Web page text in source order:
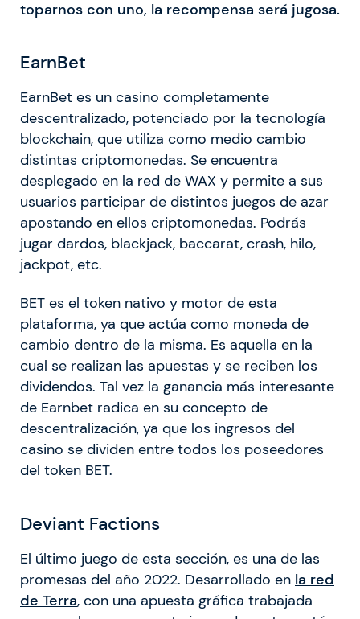
toparnos con uno, la recompensa será jugosa.
EarnBet
EarnBet es un casino completamente
descentralizado, potenciado por la tecnología
blockchain, que utiliza como medio cambio
distintas criptomonedas. Se encuentra
desplegado en la red de WAX y permite a sus
usuarios participar de distintos juegos de azar
apostando en ellos criptomonedas. Podrás
jugar dardos, blackjack, baccarat, crash, hilo,
jackpot, etc.
BET es el token nativo y motor de esta
plataforma, ya que actúa como moneda de
cambio dentro de la misma. Es aquella en la
cual se realizan las apuestas y se reciben los
dividendos. Tal vez la ganancia más interesante
de Earnbet radica en su concepto de
descentralización, ya que los ingresos del
casino se dividen entre todos los poseedores
del token BET.
Deviant Factions
El último juego de esta sección, es una de las
promesas del año 2022. Desarrollado en la red
de Terra, con una apuesta gráfica trabajada